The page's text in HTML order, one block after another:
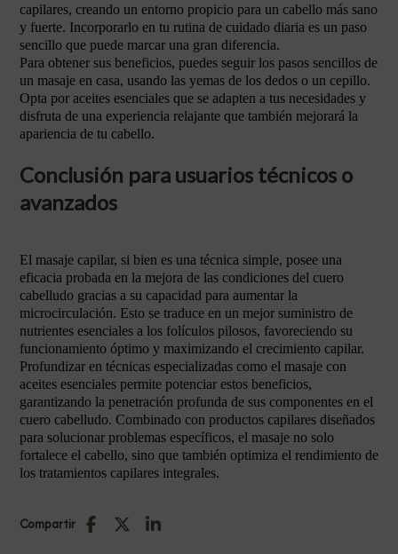
capilares, creando un entorno propicio para un cabello más sano
y fuerte. Incorporarlo en tu rutina de cuidado diaria es un paso
sencillo que puede marcar una gran diferencia.
Para obtener sus beneficios, puedes seguir los pasos sencillos de
un masaje en casa, usando las yemas de los dedos o un cepillo.
Opta por aceites esenciales que se adapten a tus necesidades y
disfruta de una experiencia relajante que también mejorará la
apariencia de tu cabello.
Conclusión para usuarios técnicos o
avanzados
El masaje capilar, si bien es una técnica simple, posee una
eficacia probada en la mejora de las condiciones del cuero
cabelludo gracias a su capacidad para aumentar la
microcirculación. Esto se traduce en un mejor suministro de
nutrientes esenciales a los folículos pilosos, favoreciendo su
funcionamiento óptimo y maximizando el crecimiento capilar.
Profundizar en técnicas especializadas como el masaje con
aceites esenciales permite potenciar estos beneficios,
garantizando la penetración profunda de sus componentes en el
cuero cabelludo. Combinado con productos capilares diseñados
para solucionar problemas específicos, el masaje no solo
fortalece el cabello, sino que también optimiza el rendimiento de
los tratamientos capilares integrales.
Compartir